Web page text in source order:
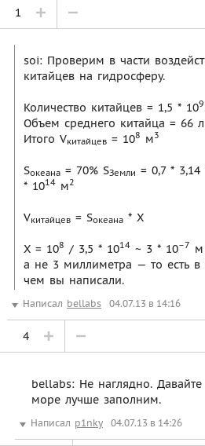
1
soi: Проверим в части
китайцев на гидросферу.
Количество китайцев = 1,5 * 109
Объем среднего китайца = 66
Итого Vкитайцев = 108 м3
Sокеана = 70% SЗемли = 0,7 *
* 1014 м2
Vкитайцев = Sокеана * Х
Х = 108 / 3,5 * 1014 ~ 3 * 10–7
м
а не 3 миллиметра — то есть
чем вы написали.
Написал bellabs 04.07.13 в 14:16
4
bellabs: Не наглядно.
море лучше заполним.
Написал p1nky 04.07.13 в 14:26